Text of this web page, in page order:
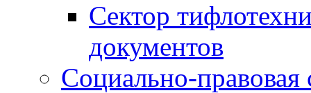
Сектор
документов
Социально-правовая